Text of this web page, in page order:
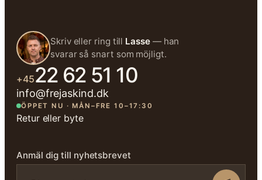
Skriv eller ring till Lasse— han
svarar så snart som möjligt.
+4522 62 51 10
info@frejaskind.dk
ÖPPET NU · MÅN–FRE 10–17:30
Retur eller byte
Anmäl dig till nyhetsbrevet